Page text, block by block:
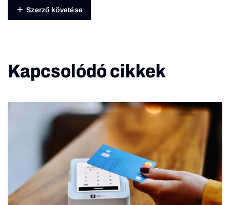
Szerző követése
Kapcsolódó cikkek